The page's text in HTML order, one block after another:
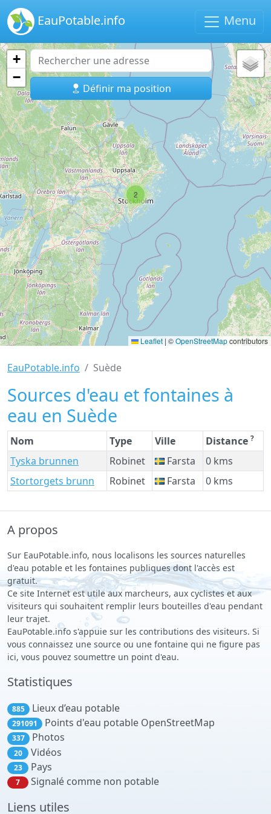
EauPotable.info Menu
Définir ma position
2
+
−
Leaflet | ©OpenStreetMapcontributors
EauPotable.info Suède
Sources d'eau et fontaines à
eau en Suède
Nom Type Ville Distance ?
Tyska brunnen Robinet Farsta
0 kms
Stortorgets brunn
Robinet Farsta 0 kms
A propos
Sur EauPotable.info, nous localisons les sources naturelles
d'eau potable et les fontaines publiques dont l'accès est
gratuit.
Ce site Internet est utile aux marcheurs, aux cyclistes et aux
visiteurs qui souhaitent remplir leurs bouteilles d'eau pendant
leur trajet.
EauPotable.info s'appuie sur les contributions des visiteurs. Si
vous connaissez une source ou une fontaine qui ne figure pas
ici, vous pouvez soumettre un point d'eau.
Statistiques
885 Lieux d’eau potable
291091 Points d'eau potable OpenStreetMap
337 Photos
20 Vidéos
23 Pays
7 Signalé comme non potable
Liens utiles